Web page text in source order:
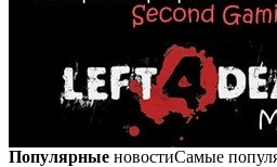
Популярные новостиСамые